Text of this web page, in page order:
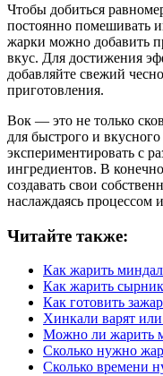
Чтобы добиться
постоянно помешивать
жарки можно добавить
вкус. Для достижения
добавляйте свежий
приготовления.
Вок — это не только
для быстрого и
экспериментировать с
ингредиентов. В
создавать свои
наслаждаясь процессом
Читайте также:
Как жарить
Как жарить
Как готовить
Хинкали варят
Можно ли жарить
Сколько нужно
Сколько времени